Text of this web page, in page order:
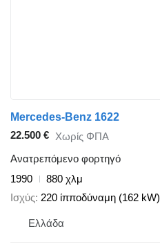
Mercedes-Benz 1622
22.500 € Χωρίς ΦΠΑ
Ανατρεπόμενο φορτηγό
1990
880 χλμ
Ισχύς 220 ίπποδύναμη (162 kW)
Ελλάδα